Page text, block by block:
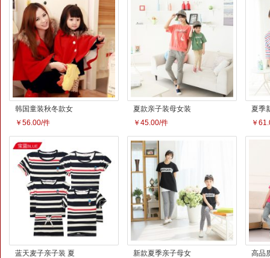
亲子装冬装款最潮
韩版奢华大衣母女
￥152.00/件
夏季限量版韩版休
闲显瘦个性小脚哈
装母女装
￥88.00/套
亲子
夏款
￥
牛仔亲子装
韩版宽全棉休闲针
秋冬